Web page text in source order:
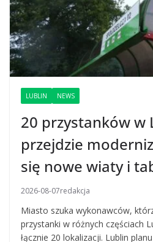
LUBLIN NEWS
20 przystanków w
przejdzie
się nowe wiaty i
2026-08-07redakcja
Miasto szuka wykonawców,
przystanki w różnych częściach
łącznie 20 lokalizacji. Lublin